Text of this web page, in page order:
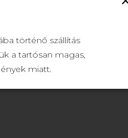
történő szállítás
a tartósan magas,
miatt.